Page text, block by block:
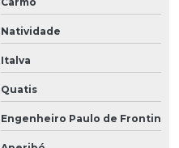
Natividade
Italva
Quatis
Engenheiro Paulo de Frontin